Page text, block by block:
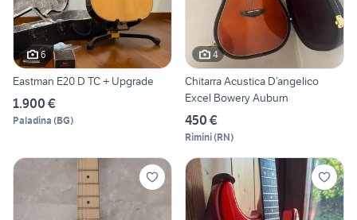
6
Eastman E20 D TC + Upgrade
1.900 €
Paladina (BG)
4
Chitarra Acustica D’angelico
Excel Bowery Auburn
450 €
Rimini(RN)